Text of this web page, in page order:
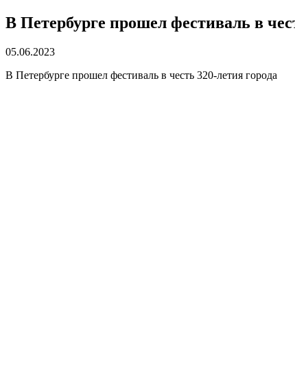
В Петербурге прошел фестиваль в
05.06.2023
В Петербурге прошел фестиваль в честь 320-летия города